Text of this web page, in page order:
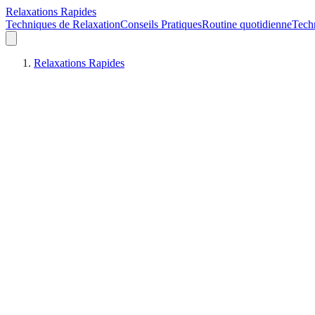
Relaxations Rapides
Techniques de RelaxationConseils PratiquesRoutine quotidienne
Relaxations Rapides